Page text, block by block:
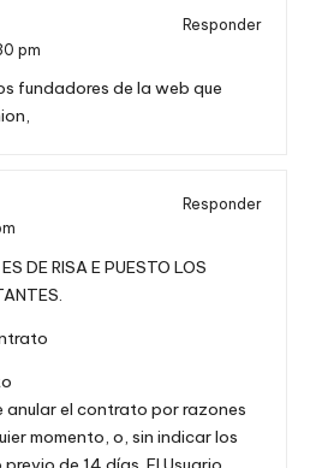
Responder
pm
fundadores de la web que
Responder
DE RISA E PUESTO LOS
anular el contrato por razones
momento, o, sin indicar los